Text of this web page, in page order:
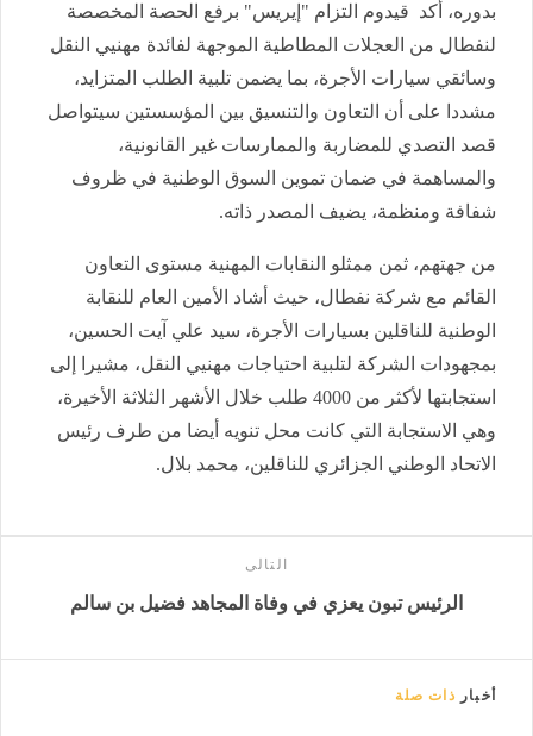
بدوره، أكد قيدوم التزام "إيريس" برفع الحصة المخصصة
لنفطال من العجلات المطاطية الموجهة لفائدة مهنيي النقل
وسائقي سيارات الأجرة، بما يضمن تلبية الطلب المتزايد،
مشددا على أن التعاون والتنسيق بين المؤسستين سيتواصل
قصد التصدي للمضاربة والممارسات غير القانونية،
والمساهمة في ضمان تموين السوق الوطنية في ظروف
شفافة ومنظمة، يضيف المصدر ذاته.
من جهتهم، ثمن ممثلو النقابات المهنية مستوى التعاون
القائم مع شركة نفطال، حيث أشاد الأمين العام للنقابة
الوطنية للناقلين بسيارات الأجرة، سيد علي آيت الحسين،
بمجهودات الشركة لتلبية احتياجات مهنيي النقل، مشيرا إلى
استجابتها لأكثر من 4000 طلب خلال الأشهر الثلاثة الأخيرة،
وهي الاستجابة التي كانت محل تنويه أيضا من طرف رئيس
الاتحاد الوطني الجزائري للناقلين، محمد بلال.
التالى
الرئيس تبون يعزي في وفاة المجاهد فضيل بن سالم
أخبار ذات صلة